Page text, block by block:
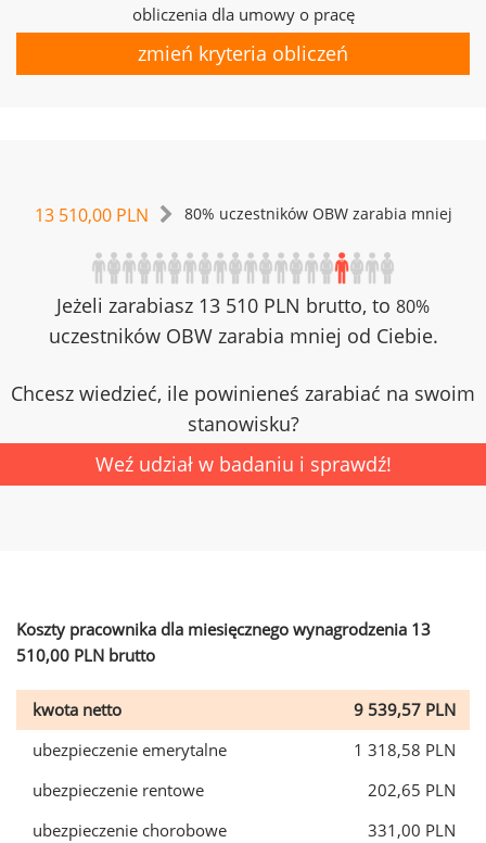
obliczenia dla umowy o pracę
zmień kryteria obliczeń
13 510,00 PLN 80% uczestników OBW zarabia mniej
Jeżeli zarabiasz 13 510 PLN brutto, to 80%
uczestników OBW zarabia mniej od Ciebie.
Chcesz wiedzieć, ile powinieneś zarabiać na swoim
stanowisku?
Weź udział w badaniu i sprawdź!
Koszty pracownika dla miesięcznego wynagrodzenia 13
510,00 PLN brutto
kwota netto
9 539,57 PLN
ubezpieczenie emerytalne
1 318,58 PLN
ubezpieczenie rentowe
202,65 PLN
ubezpieczenie chorobowe
331,00 PLN